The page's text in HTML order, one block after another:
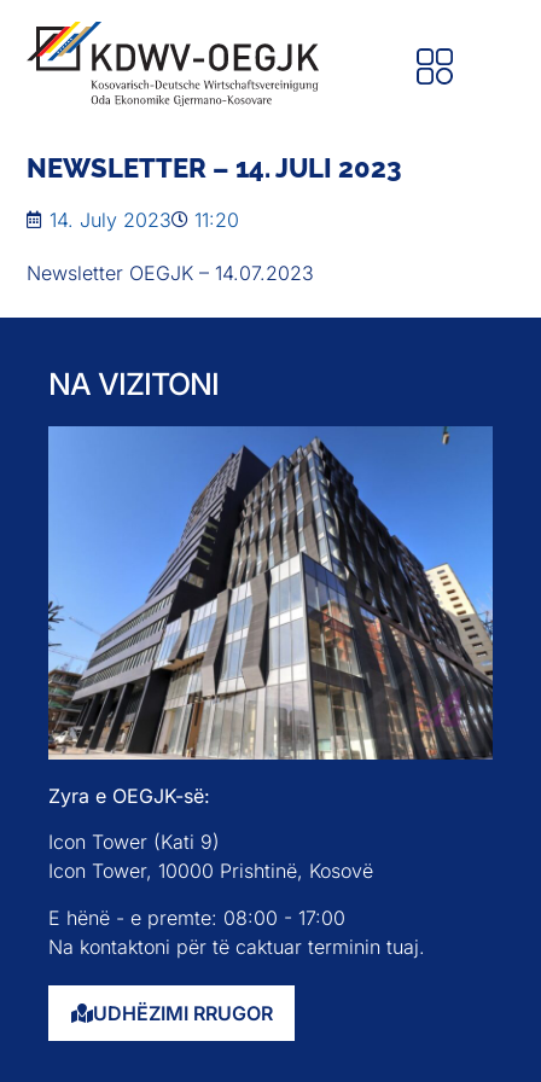
NEWSLETTER – 14. JULI 2023
14. July 2023 11:20
Newsletter OEGJK – 14.07.2023
NA VIZITONI
Zyra e OEGJK-së:
Icon Tower (Kati 9)
Icon Tower, 10000 Prishtinë, Kosovë
E hënë - e premte: 08:00 - 17:00
Na kontaktoni për të caktuar terminin tuaj.
UDHËZIMI RRUGOR